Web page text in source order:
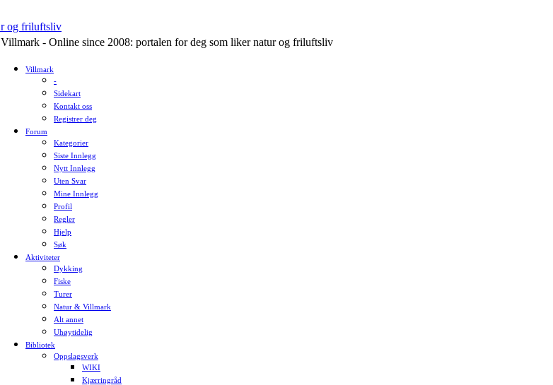
Villmark - Online since 2008: portalen for deg som liker natur og friluftsliv
Villmark
-
Sidekart
Kontakt oss
Registrer deg
Forum
Kategorier
Siste Innlegg
Nytt Innlegg
Uten Svar
Mine Innlegg
Profil
Regler
Hjelp
Søk
Aktiviteter
Dykking
Fiske
Turer
Natur & Villmark
Alt annet
Uhøytidelig
Bibliotek
Oppslagsverk
WIKI
Kjærringråd